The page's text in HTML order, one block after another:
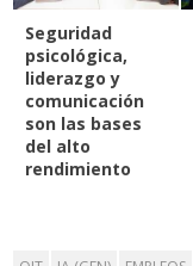
Seguridad
psicológica,
liderazgo y
comunicación
son las bases
del alto
rendimiento